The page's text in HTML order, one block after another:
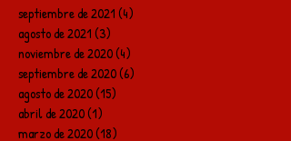
septiembre de 2021(4)
agosto de 2021(3)
noviembre de 2020(4)
septiembre de 2020(6)
agosto de 2020(15)
abril de 2020(1)
marzo de 2020(18)